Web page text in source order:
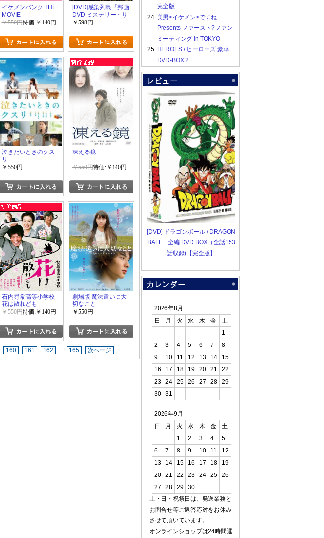
イケメンバンク THE
MOVIE
￥550円特価:￥140円
[DVD]感染列島「邦画
DVD ミステリー・サ
スペンス」
￥598円
泣きたいときのクス
リ
￥550円
凍える鏡
￥550円特価:￥140円
石内尋常高等小学校
花は散れども
￥550円特価:￥140円
劇場版 魔法遣いに大
切なこと
￥550円
160 161 162 … 165 次ページ
完全版
24. 美男<イケメン>ですね
Presents ファースト?ファン
ミーティング in TOKYO
25. HEROES / ヒーローズ 豪華
DVD-BOX 2
[DVD] ドラゴンボール / DRAGON
BALL 全編 DVD BOX（全話153
話収録)【完全版】
2026年8月
日
月 火 水 木 金
土
1
2
3 4 5 6 7
8
9
10 11 12 13 14
15
16
17 18 19 20 21
22
23
24 25 26 27 28
29
30
31
2026年9月
日
月 火 水 木 金
土
1
2 3 4
5
6
7 8 9 10 11
12
13
14 15 16 17 18
19
20
21 22 23 24 25
26
27
28 29
30
土・日・祝祭日は、発送業務と
お問合せ等ご返答応対をお休み
させて頂いています。
オンラインショップは24時間運